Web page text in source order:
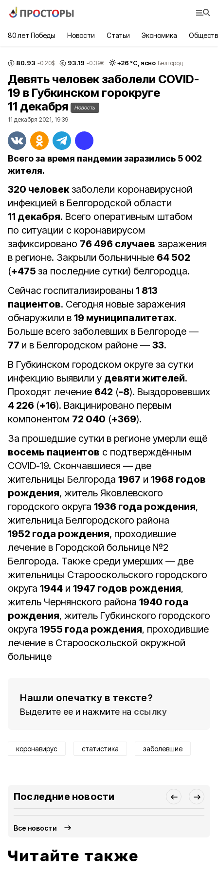
80 лет Победы Новости Статьи Экономика
80.93 -0.20$ 93.19 -0.39€ +26 °С, ясно Белгород
Девять человек заболели COVID-
19 в Губкинском горокруге
11 декабря
Новость
11 декабря 2021, 19:39
Всего за время пандемии заразились 5 002
жителя.
320 человекзаболели коронавирусной
инфекцией в Белгородской области
11 декабря. Всего оперативным штабом
по ситуации с коронавирусом
зафиксировано 76 496 случаев заражения
в регионе. Закрыли больничные 64 502
(+475 за последние сутки) белгородца.
Сейчас госпитализированы 1 813
пациентов. Сегодня новые заражения
обнаружили в 19 муниципалитетах.
Больше всего заболевших в Белгороде —
77 и в Белгородском районе — 33.
В Губкинском городском округе за сутки
инфекцию выявили у девяти жителей.
Проходят лечение 642 (-8). Выздоровевших
4 226 (+16). Вакцинировано первым
компонентом 72 040 (+369).
За прошедшие сутки в регионе умерли ещё
восемь пациентов с подтверждённым
COVID-19. Скончавшиеся — две
жительницы Белгорода 1967 и 1968 годов
рождения, житель Яковлевского
городского округа 1936 года рождения,
жительница Белгородского района
1952 года рождения, проходившие
лечение в Городской больнице №2
Белгорода. Также среди умерших — две
жительницы Старооскольского городского
округа 1944 и 1947 годов рождения,
житель Чернянского района 1940 года
рождения, житель Губкинского городского
округа 1955 года рождения, проходившие
лечение в Старооскольской окружной
больнице
Нашли опечатку в тексте?
Выделите ее и нажмите на ссылку
коронавирус статистика заболевшие
Последние новости
Все новости
Читайте также